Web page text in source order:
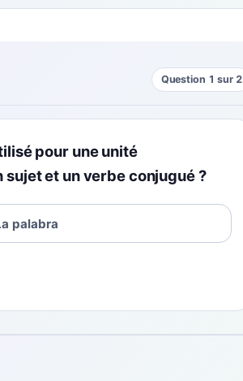
Question 1 sur 2
pour une unité
et un verbe conjugué ?
palabra